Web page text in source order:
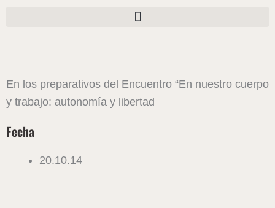
En los preparativos del Encuentro “En nuestro cuerpo
y trabajo: autonomía y libertad
Fecha
20.10.14